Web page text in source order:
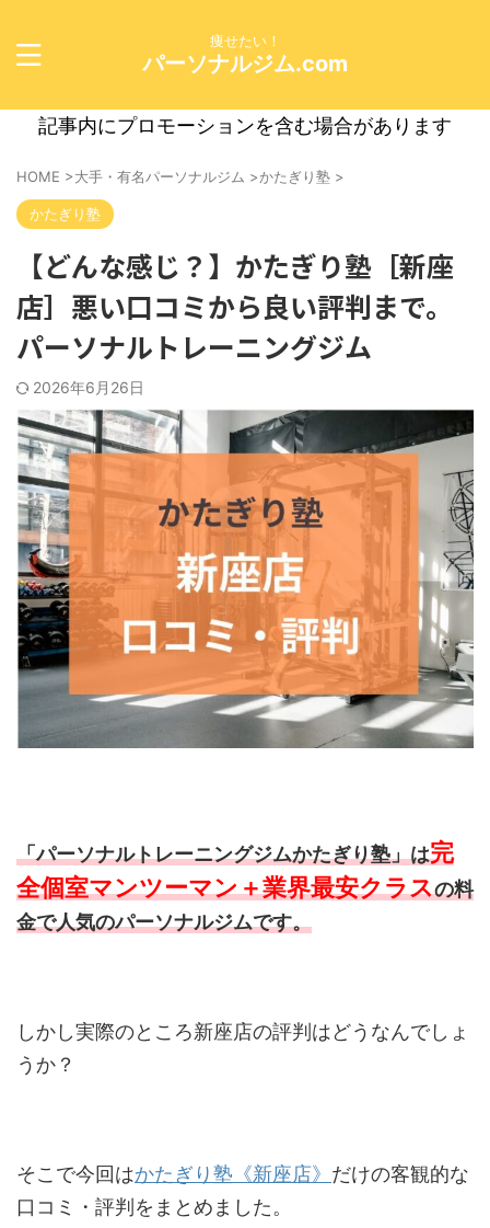
痩せたい！
パーソナルジム.com
記事内にプロモーションを含む場合があります
HOME >大手・有名パーソナルジム >かたぎり塾 >
かたぎり塾
【どんな感じ？】かたぎり塾［新座
店］悪い口コミから良い評判まで。
パーソナルトレーニングジム
2026年6月26日
「パーソナルトレーニングジムかたぎり塾」は完
全個室マンツーマン＋業界最安クラスの料
金で人気のパーソナルジムです。
しかし実際のところ新座店の評判はどうなんでしょ
うか？
そこで今回はかたぎり塾《新座店》 だけの客観的な
口コミ・評判をまとめました。